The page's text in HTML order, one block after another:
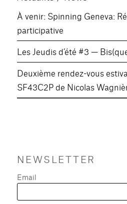
À venir: Spinning Geneva:
participative
Les Jeudis d’été #3 —
Deuxième rendez-vous
SF43C2P de Nicolas
NEWSLETTER
Email